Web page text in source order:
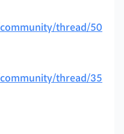
thread/50
thread/35